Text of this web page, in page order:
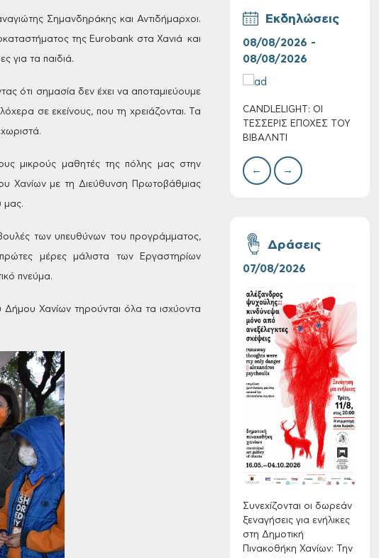
Σημανδηράκης και Αντιδήμαρχοι.
της Eurobank στα Χανιά και
για τα παιδιά.
ότι σημασία δεν έχει να αποταμιεύουμε
σεεκείνους, που τη χρειάζονται. Τα
μικρούς μαθητές της πόλης μας στην
Χανίων με τη Διεύθυνση Πρωτοβάθμιας
μας.
των υπευθύνων του προγράμματος,
μέρες μάλιστα των Εργαστηρίων
πνεύμα.
Χανίων τηρούνται όλα τα ισχύοντα
Πολύ Υψηλός
Κίνδυνος Πυρκαγιάς
Αυγούστου 2026
Συνεχίζονται οι
δωρεάν ξεναγήσεις
για ενήλικες στη
Δημοτική
Πινακοθήκη Χανίων:
Την Τρίτη 11/08
Εκδηλώσεις
08/08/2026 -
08/08/2026
CANDLELIGHT: ΟΙ
ΤΕΣΣΕΡΙΣ ΕΠΟΧΕΣ ΤΟΥ
ΒΙΒΑΛΝΤΙ
← →
Δράσεις
07/08/2026
Συνεχίζονται οι δωρεάν
ξεναγήσεις για ενήλικες
στη Δημοτική
Πινακοθήκη Χανίων: Την